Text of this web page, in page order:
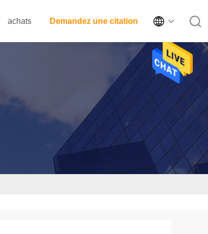
achats Demandez une citation 